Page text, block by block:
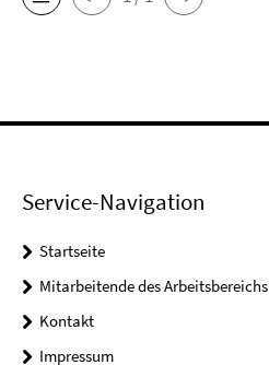
Service-Navigation
Startseite
Mitarbeitende des Arbeitsbereichs
Kontakt
Impressum